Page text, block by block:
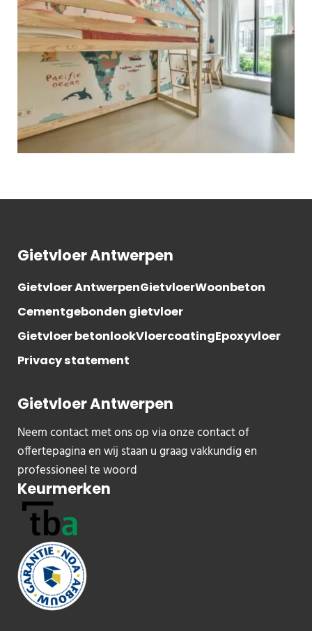
Gietvloer Antwerpen
Gietvloer AntwerpenGietvloerWoonbeton
Cementgebonden gietvloer
Gietvloer betonlookVloercoatingEpoxyvloer
Privacy statement
Gietvloer Antwerpen
Neem contact met ons op via onze contact of
offertepagina en wij staan u graag vakkundig en
professioneel te woord
Keurmerken